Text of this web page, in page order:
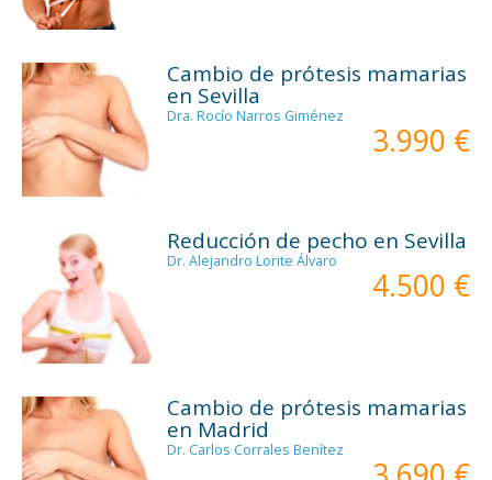
Cambio de prótesis mamarias
en Sevilla
Dra. Rocío Narros Giménez
3.990 €
Reducción de pecho en Sevilla
Dr. Alejandro Lorite Álvaro
4.500 €
Cambio de prótesis mamarias
en Madrid
Dr. Carlos Corrales Benítez